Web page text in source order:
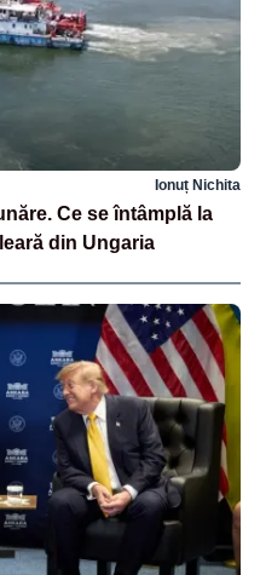
Ionuț Nichita
Ce se întâmplă la
din Ungaria